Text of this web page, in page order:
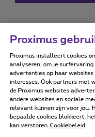
Alle rechten
Algemene voorwaarden,
Proximus
Proximus installeert cookies
analyseren, om je
advertenties op haar
interesses. Ook partners met
de Proximus websites
andere websites en sociale
relevant kunnen zijn voor jou.
bepaalde cookies blokkeert,
kan verstoren Cookiebeleid